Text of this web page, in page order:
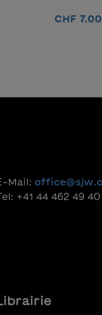
CHF 7.00
Mail:
+41 44 462 49 40